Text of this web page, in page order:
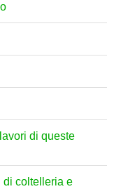
di queste
di coltelleria e